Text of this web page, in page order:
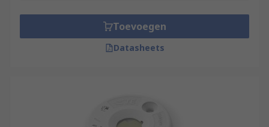
Toevoegen
Datasheets